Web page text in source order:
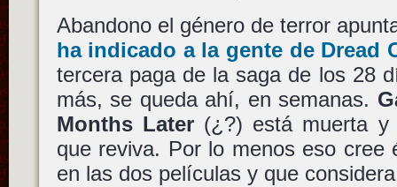
Abandono el género de terror
ha indicado a la gente de Dread
tercera paga de la saga de los 28
más, se queda ahí, en semanas.
Months Later(¿?) está muerta y
que reviva. Por lo menos eso cree
en las dos películas y que